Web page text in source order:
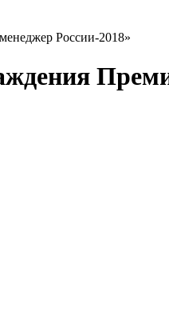
России-2018»